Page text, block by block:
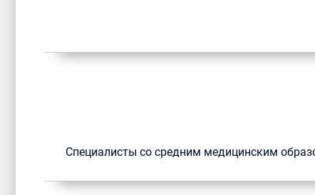
Специалисты со средним медицинским